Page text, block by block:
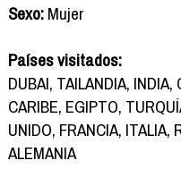
Sexo:Mujer
Países visitados:
DUBAI, TAILANDIA,
CARIBE, EGIPTO,
UNIDO, FRANCIA, ITALIA,
ALEMANIA